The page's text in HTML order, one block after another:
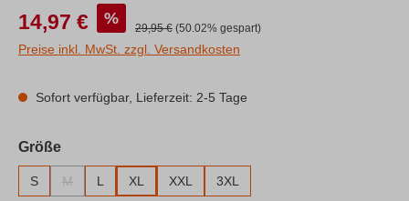
Verkaufspreis:
14,97 € % Regulärer Preis:
29,95 € (50.02% gespart)
Preise inkl. MwSt. zzgl. Versandkosten
Sofort verfügbar, Lieferzeit: 2-5 Tage
Größeauswählen
S M L XL XXL 3XL